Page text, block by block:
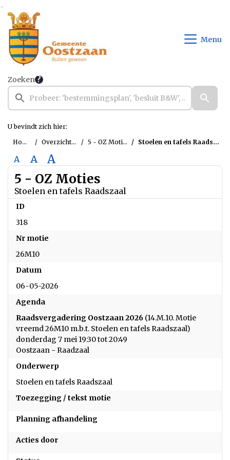
Ga naar de inhoud van deze pagina
Ga naar het zoeken
Ga naar het menu
Menu
Zoeken
U bevindt zich hier:
Home
Overzichten 5 - OZ Moties Stoelen en tafels Raadszaal
A A A
5 - OZ Moties
Stoelen en tafels Raadszaal
ID
318
Nr motie
26M10
Datum
06-05-2026
Agenda
Raadsvergadering Oostzaan 2026 (14.M.10. Motie
vreemd 26M10 m.b.t. Stoelen en tafels Raadszaal)
donderdag 7 mei 19:30 tot 20:49
Oostzaan - Raadzaal
Onderwerp
Stoelen en tafels Raadszaal
Toezegging / tekst motie
Planning afhandeling
Acties door